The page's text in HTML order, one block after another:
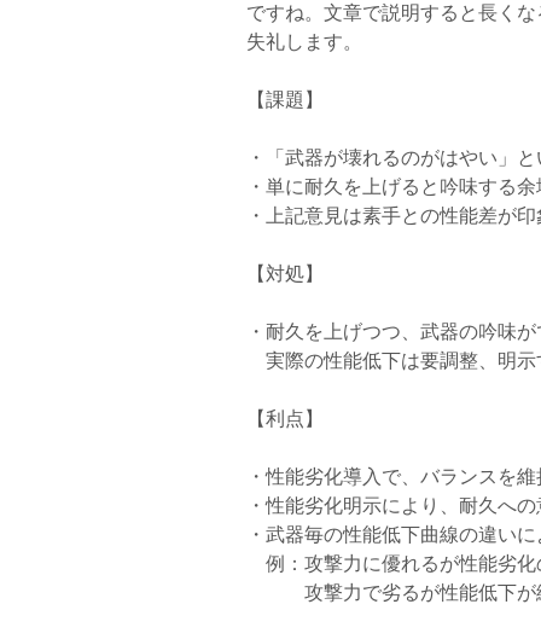
ですね。文章で説明すると長く
失礼します。
【課題】
・「武器が壊れるのがはやい」
・単に耐久を上げると吟味する
・上記意見は素手との性能差が
【対処】
・耐久を上げつつ、武器の吟味
実際の性能低下は要調整、明示
【利点】
・性能劣化導入で、バランスを
・性能劣化明示により、耐久へ
・武器毎の性能低下曲線の違い
例：攻撃力に優れるが性能劣化
攻撃力で劣るが性能低下が